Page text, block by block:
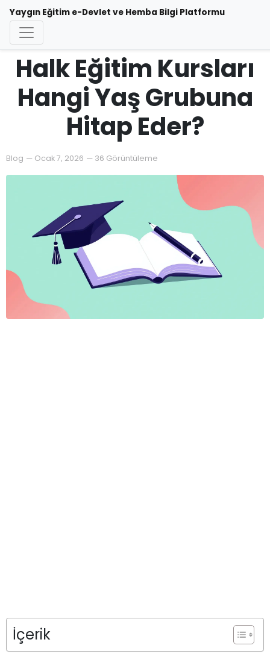
Yaygın Eğitim e-Devlet ve Hemba Bilgi Platformu
Halk Eğitim Kursları
Hangi Yaş Grubuna
Hitap Eder?
Blog — Ocak 7, 2026 — 36 Görüntüleme
İçerik